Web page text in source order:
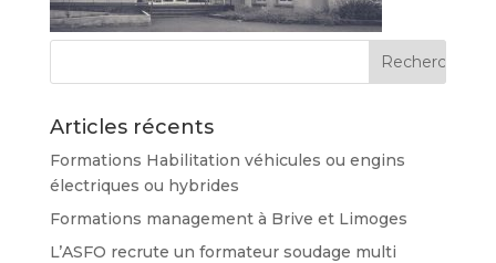
Articles récents
Formations Habilitation véhicules ou engins
électriques ou hybrides
Formations management à Brive et Limoges
L’ASFO recrute un formateur soudage multi